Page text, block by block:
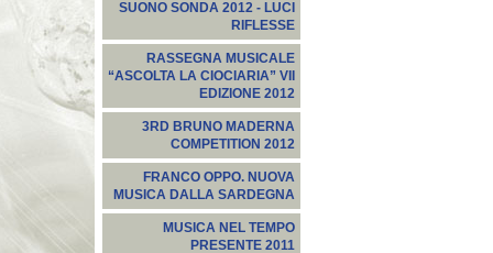
SUONO SONDA 2012 - LUCI
RIFLESSE
RASSEGNA MUSICALE
“ASCOLTA LA CIOCIARIA” VII
EDIZIONE 2012
3RD BRUNO MADERNA
COMPETITION 2012
FRANCO OPPO. NUOVA
MUSICA DALLA SARDEGNA
MUSICA NEL TEMPO
PRESENTE 2011